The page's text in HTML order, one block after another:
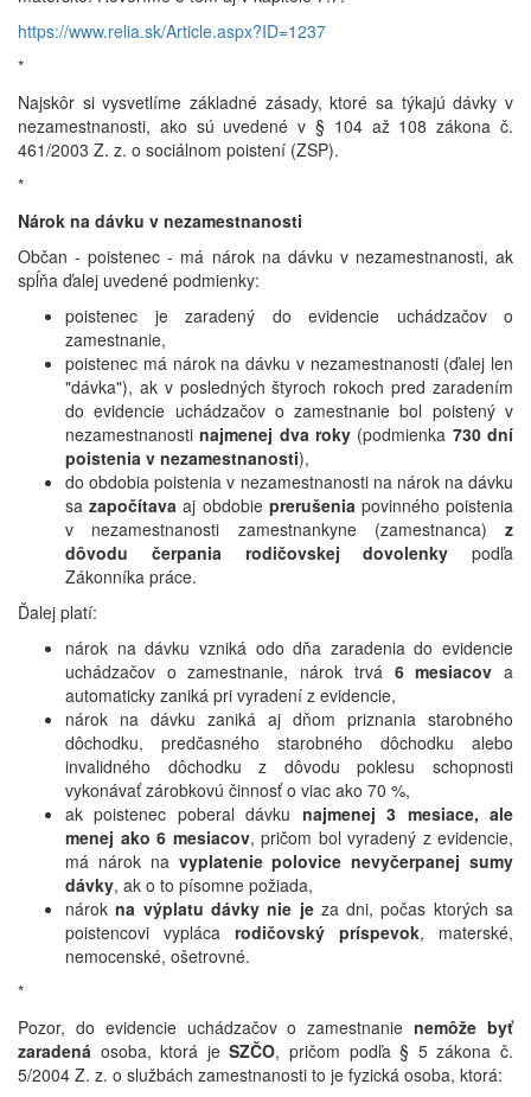
https://www.relia.sk/Article.aspx?ID=1237
*
Najskôr si vysvetlíme základné zásady, ktoré sa týkajú dávky v
nezamestnanosti, ako sú uvedené v § 104 až 108 zákona č.
461/2003 Z. z. o sociálnom poistení (ZSP).
*
Nárok na dávku v nezamestnanosti
Občan - poistenec - má nárok na dávku v nezamestnanosti, ak
spĺňa ďalej uvedené podmienky:
poistenec je zaradený do evidencie uchádzačov o
zamestnanie,
poistenec má nárok na dávku v nezamestnanosti (ďalej len
"dávka"), ak v posledných štyroch rokoch pred zaradením
do evidencie uchádzačov o zamestnanie bol poistený v
nezamestnanostinajmenej dva roky (podmienka 730 dní
poistenia v nezamestnanosti),
do obdobia poistenia v nezamestnanosti na nárok na dávku
sazapočítava aj obdobie prerušeniapovinného poistenia
v nezamestnanosti zamestnankyne (zamestnanca) z
dôvodu čerpania rodičovskej dovolenky podľa
Zákonníka práce.
Ďalej platí:
nárok na dávku vzniká odo dňa zaradenia do evidencie
uchádzačov o zamestnanie, nárok trvá 6 mesiacova
automaticky zaniká pri vyradení z evidencie,
nárok na dávku zaniká aj dňom priznania starobného
dôchodku, predčasného starobného dôchodku alebo
invalidného dôchodku z dôvodu poklesu schopnosti
vykonávať zárobkovú činnosť o viac ako 70 %,
ak poistenec poberal dávku najmenej 3 mesiace, ale
menej ako 6 mesiacov, pričom bol vyradený z evidencie,
má nárok na vyplatenie polovice nevyčerpanej sumy
dávky, ak o to písomne požiada,
nárokna výplatu dávky nie jeza dni, počas ktorých sa
poistencovi vypláca rodičovský príspevok, materské,
nemocenské, ošetrovné.
*
Pozor, do evidencie uchádzačov o zamestnanienemôže byť
zaradená osoba, ktorá jeSZČO, pričom podľa § 5 zákona č.
5/2004 Z. z. o službách zamestnanosti to je fyzická osoba, ktorá: